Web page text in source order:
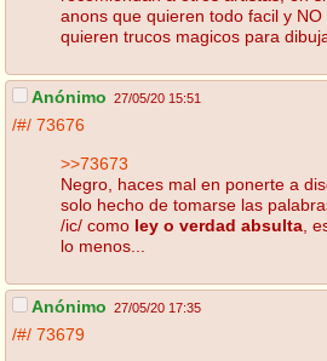
anons que quieren todo facil y
quieren trucos magicos para
Anónimo 27/05/20 15:51
/#/ 73676
>>73673
Negro, haces mal en ponerte a
solo hecho de tomarse las
/ic/ como ley o verdad absulta ,
lo menos...
Anónimo 27/05/20 17:35
/#/ 73679